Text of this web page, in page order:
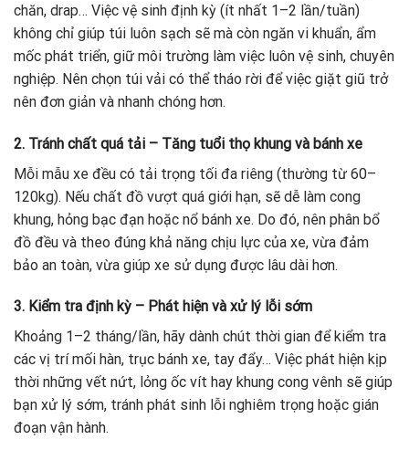
chăn, drap… Việc vệ sinh định kỳ (ít nhất 1–2 lần/tuần)
không chỉ giúp túi luôn sạch sẽ mà còn ngăn vi khuẩn, ẩm
mốc phát triển, giữ môi trường làm việc luôn vệ sinh, chuyên
nghiệp. Nên chọn túi vải có thể tháo rời để việc giặt giũ trở
nên đơn giản và nhanh chóng hơn.
2. Tránh chất quá tải – Tăng tuổi thọ khung và bánh xe
Mỗi mẫu xe đều có tải trọng tối đa riêng (thường từ 60–
120kg). Nếu chất đồ vượt quá giới hạn, sẽ dễ làm cong
khung, hỏng bạc đạn hoặc nổ bánh xe. Do đó, nên phân bổ
đồ đều và theo đúng khả năng chịu lực của xe, vừa đảm
bảo an toàn, vừa giúp xe sử dụng được lâu dài hơn.
3. Kiểm tra định kỳ – Phát hiện và xử lý lỗi sớm
Khoảng 1–2 tháng/lần, hãy dành chút thời gian để kiểm tra
các vị trí mối hàn, trục bánh xe, tay đẩy… Việc phát hiện kịp
thời những vết nứt, lỏng ốc vít hay khung cong vênh sẽ giúp
bạn xử lý sớm, tránh phát sinh lỗi nghiêm trọng hoặc gián
đoạn vận hành.